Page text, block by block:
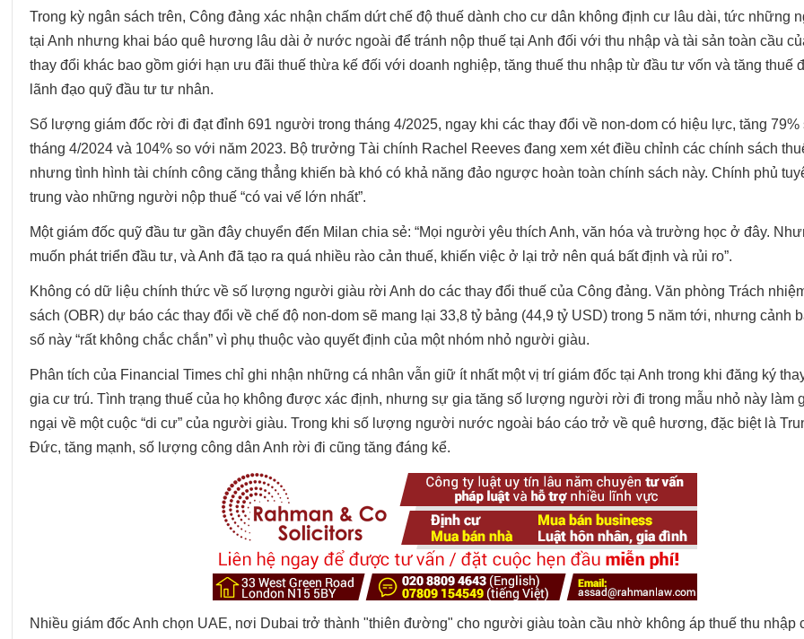
Trong kỳ ngân sách trên, Công đảng xác nhận chấm dứt chế độ thuế dành cho cư dân không định cư lâu dài, tức những
tại Anh nhưng khai báo quê hương lâu dài ở nước ngoài để tránh nộp thuế tại Anh đối với thu nhập và tài sản toàn cầu
thay đổi khác bao gồm giới hạn ưu đãi thuế thừa kế đối với doanh nghiệp, tăng thuế thu nhập từ đầu tư vốn và tăng thuế
lãnh đạo quỹ đầu tư tư nhân.
Số lượng giám đốc rời đi đạt đỉnh 691 người trong tháng 4/2025, ngay khi các thay đổi về non-dom có hiệu lực, tăng 79%
tháng 4/2024 và 104% so với năm 2023. Bộ trưởng Tài chính Rachel Reeves đang xem xét điều chỉnh các chính sách
nhưng tình hình tài chính công căng thẳng khiến bà khó có khả năng đảo ngược hoàn toàn chính sách này. Chính phủ
trung vào những người nộp thuế “có vai vế lớn nhất”.
Một giám đốc quỹ đầu tư gần đây chuyển đến Milan chia sẻ: “Mọi người yêu thích Anh, văn hóa và trường học ở đây.
muốn phát triển đầu tư, và Anh đã tạo ra quá nhiều rào cản thuế, khiến việc ở lại trở nên quá bất định và rủi ro”.
Không có dữ liệu chính thức về số lượng người giàu rời Anh do các thay đổi thuế của Công đảng. Văn phòng Trách
sách (OBR) dự báo các thay đổi về chế độ non-dom sẽ mang lại 33,8 tỷ bảng (44,9 tỷ USD) trong 5 năm tới, nhưng cảnh
số này “rất không chắc chắn” vì phụ thuộc vào quyết định của một nhóm nhỏ người giàu.
Phân tích của Financial Times chỉ ghi nhận những cá nhân vẫn giữ ít nhất một vị trí giám đốc tại Anh trong khi đăng ký
gia cư trú. Tình trạng thuế của họ không được xác định, nhưng sự gia tăng số lượng người rời đi trong mẫu nhỏ này làm
ngại về một cuộc “di cư” của người giàu. Trong khi số lượng người nước ngoài báo cáo trở về quê hương, đặc biệt là
Đức, tăng mạnh, số lượng công dân Anh rời đi cũng tăng đáng kể.
Nhiều giám đốc Anh chọn UAE, nơi Dubai trở thành "thiên đường" cho người giàu toàn cầu nhờ không áp thuế thu nhập